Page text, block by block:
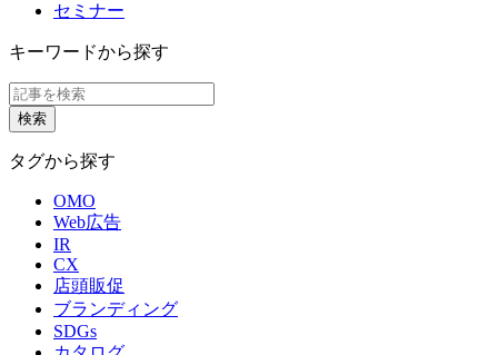
セミナー
キーワードから探す
タグから探す
OMO
Web広告
IR
CX
店頭販促
ブランディング
SDGs